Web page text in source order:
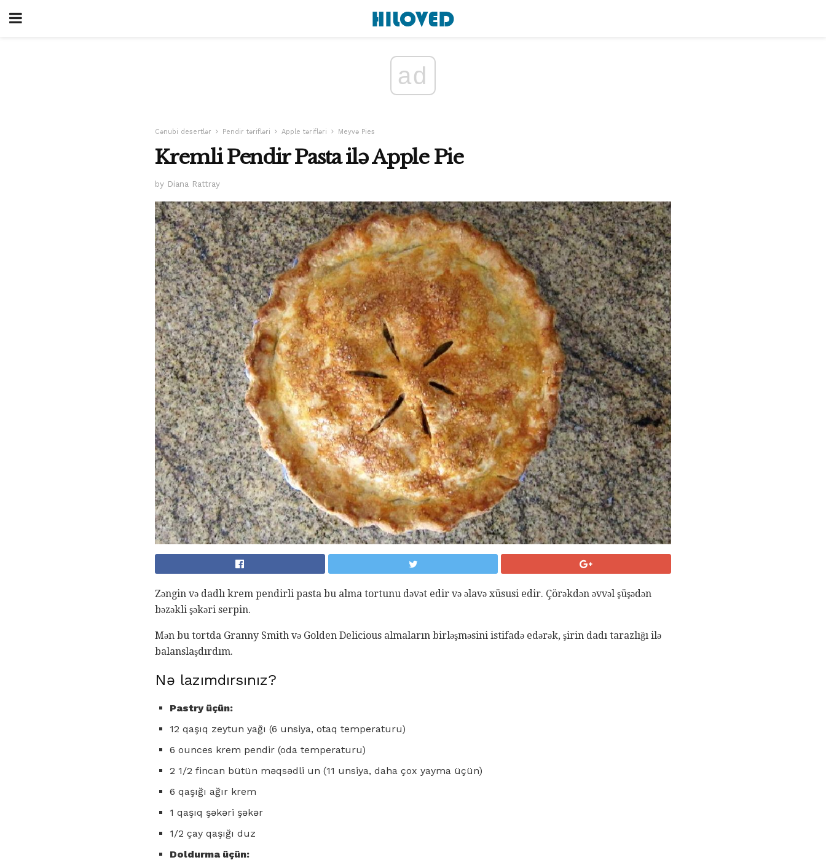
ad
Cənubi desertlər Pendir tərifləri Apple tərifləri Meyvə Pies
Kremli Pendir Pasta ilə Apple Pie
by Diana Rattray
Zəngin və dadlı krem ​​pendirli pasta bu alma tortunu dəvət edir və əlavə xüsusi edir. Çörəkdən əvvəl şüşədən
bəzəkli şəkəri serpin.
Mən bu tortda Granny Smith və Golden Delicious almaların birləşməsini istifadə edərək, şirin dadı tarazlığı ilə
balanslaşdırdım.
Nə lazımdırsınız?
Pastry üçün:
12 qaşıq zeytun yağı (6 unsiya, otaq temperaturu)
6 ounces krem ​​pendir (oda temperaturu)
2 1/2 fincan bütün məqsədli un (11 unsiya, daha çox yayma üçün)
6 qaşığı ağır krem
1 qaşıq şəkəri şəkər
1/2 çay qaşığı duz
Doldurma üçün: